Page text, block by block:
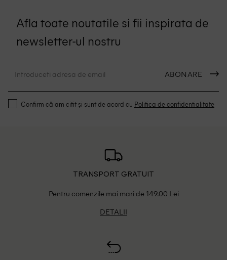
Afla toate noutatile si fii inspirata de
newsletter-ul nostru
ABONARE
Confirm că am citit și sunt de acord cu Politica de confidentialitate
TRANSPORT GRATUIT
Pentru comenzile mai mari de 149.00 Lei
DETALII